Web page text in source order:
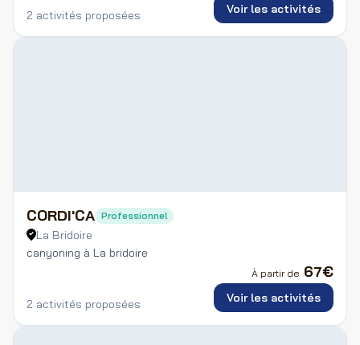
2 activités proposées Voir les activités
CORDI'CA Professionnel
La Bridoire
canyoning à La bridoire
2 activités proposées
À partir de 67€
Voir les activités